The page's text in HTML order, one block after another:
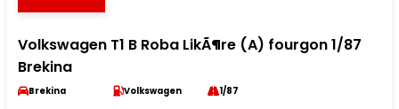
Volkswagen T1 B Roba LikÃ¶re (A) fourgon 1/87
Brekina
Brekina Volkswagen 1/87